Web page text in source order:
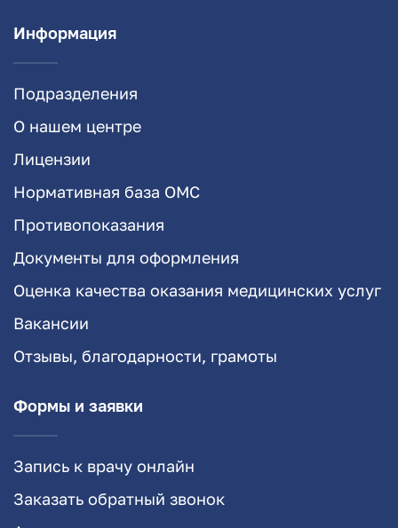
Информация
Подразделения
О нашем центре
Лицензии
Нормативная база ОМС
Противопоказания
Документы для оформления
Оценка качества оказания медицинских услуг
Вакансии
Отзывы, благодарности, грамоты
Формы и заявки
Запись к врачу онлайн
Заказать обратный звонок